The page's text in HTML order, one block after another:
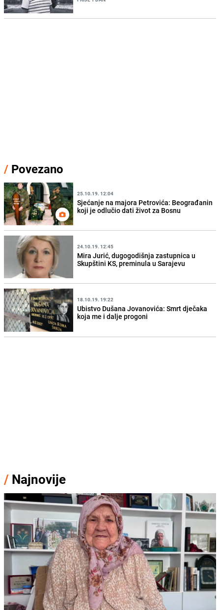
/ Povezano
25.10.19. 12:04
Sjećanje na majora Petrovića: Beograđanin
koji je odlučio dati život za Bosnu
24.10.19. 12:45
Mira Jurić, dugogodišnja zastupnica u
Skupštini KS, preminula u Sarajevu
18.10.19. 19:22
Ubistvo Dušana Jovanovića: Smrt dječaka
koja me i dalje progoni
/ Najnovije